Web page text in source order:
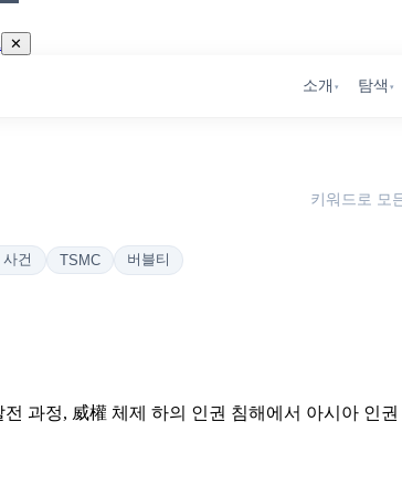
✕
소개 ▾ 탐색 ▾
키워드로 모
사건 TSMC 버블티
과정, 威權 체제 하의 인권 침해에서 아시아 인